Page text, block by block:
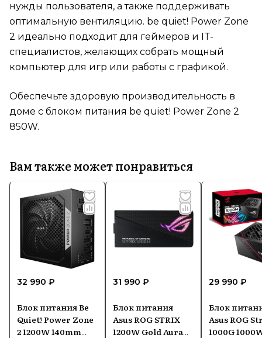
нужды пользователя, а также поддерживать
оптимальную вентиляцию. be quiet! Power Zone
2 идеально подходит для геймеров и IT-
специалистов, желающих собрать мощный
компьютер для игр или работы с графикой.
Обеспечьте здоровую производительность в
доме с блоком питания be quiet! Power Zone 2
850W.
Вам также может понравиться
32 990 ₽
Блок питания Be
Quiet! Power Zone
2 1200W 140mm
31 990 ₽
Блок питания
Asus ROG STRIX
1200W Gold Aura
29 990 ₽
Блок
Asus ROG
1000G